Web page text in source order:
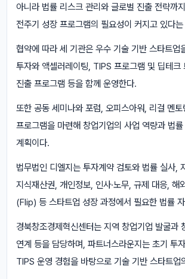
아니라 법률 리스크 관리와 글로벌 진출 전략까
전주기 성장 프로그램의 필요성이 커지고 있다
협약에 따라 세 기관은 우수 기술 기반 스타트업
투자와 액셀러레이팅, TIPS 프로그램 및 딥테크
진출 프로그램 등을 함께 운영한다.
또한 공동 세미나와 포럼, 오피스아워, 리걸 멘
프로그램을 마련해 창업기업의 사업 역량과 법
계획이다.
법무법인 디엘지는 투자계약 검토와 법률 실사,
지식재산권, 개인정보, 인사·노무, 규제 대응, 해
(Flip) 등 스타트업 성장 과정에서 필요한 법률
경북창조경제혁신센터는 지역 창업기업 발굴과
연계 등을 담당하며, 파트너스라운지는 초기 투
TIPS 운영 경험을 바탕으로 기술 기반 스타트업